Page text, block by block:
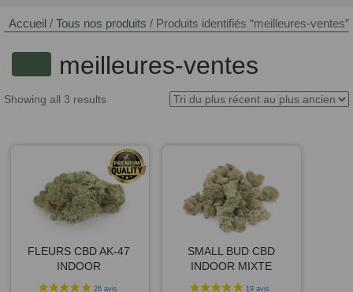
Accueil / Tous nos produits / Produits identifiés “meilleures-ventes”
meilleures-ventes
Showing all 3 results
FLEURS CBD AK-47
INDOOR
SMALL BUD CBD
INDOOR MIXTE